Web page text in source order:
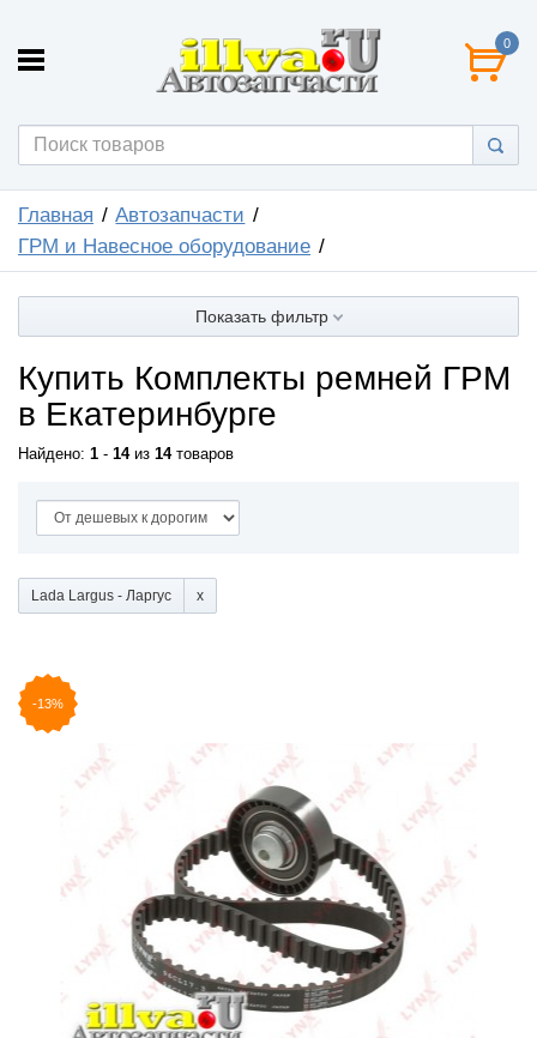
0
Главная
Автозапчасти
ГРМ и Навесное оборудование
Показать фильтр
Купить Комплекты ремней ГРМ
в Екатеринбурге
Найдено: 1 - 14из 14товаров
Lada Largus - Ларгус
-13%